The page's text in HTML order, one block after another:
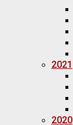
2021
2020